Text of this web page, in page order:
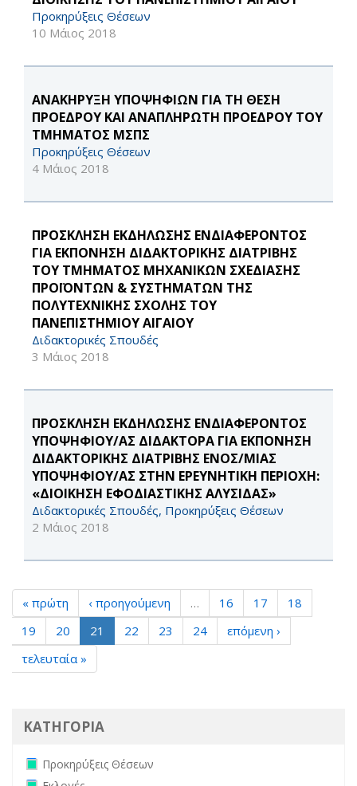
Προκηρύξεις Θέσεων
10 Μάιος 2018
ΑΝΑΚΗΡΥΞΗ ΥΠΟΨΗΦΙΩΝ ΓΙΑ ΤΗ ΘΕΣΗ
ΠΡΟΕΔΡΟΥ ΚΑΙ ΑΝΑΠΛΗΡΩΤΗ ΠΡΟΕΔΡΟΥ ΤΟΥ
ΤΜΗΜΑΤΟΣ ΜΣΠΣ
Προκηρύξεις Θέσεων
4 Μάιος 2018
ΠΡΟΣΚΛΗΣΗ ΕΚΔΗΛΩΣΗΣ ΕΝΔΙΑΦΕΡΟΝΤΟΣ
ΓΙΑ ΕΚΠΟΝΗΣΗ ΔΙΔΑΚΤΟΡΙΚΗΣ ΔΙΑΤΡΙΒΗΣ
ΤΟΥ ΤΜΗΜΑΤΟΣ ΜΗΧΑΝΙΚΩΝ ΣΧΕΔΙΑΣΗΣ
ΠΡΟΪΟΝΤΩΝ & ΣΥΣΤΗΜΑΤΩΝ ΤΗΣ
ΠΟΛΥΤΕΧΝΙΚΗΣ ΣΧΟΛΗΣ ΤΟΥ
ΠΑΝΕΠΙΣΤΗΜΙΟΥ ΑΙΓΑΙΟΥ
Διδακτορικές Σπουδές
3 Μάιος 2018
ΠΡΟΣΚΛΗΣΗ ΕΚΔΗΛΩΣΗΣ ΕΝΔΙΑΦΕΡΟΝΤΟΣ
ΥΠΟΨΗΦΙΟΥ/ΑΣ ΔΙΔΑΚΤΟΡΑ ΓΙΑ ΕΚΠΌΝΗΣΗ
ΔΙΔΑΚΤΟΡΙΚΉΣ ΔΙΑΤΡΙΒΉΣ ΕΝΌΣ/ΜΊΑΣ
ΥΠΟΨΗΦΊΟΥ/ΑΣ ΣΤΗΝ ΕΡΕΥΝΗΤΙΚΉ ΠΕΡΙΟΧΉ:
«ΔΙΟΊΚΗΣΗ ΕΦΟΔΙΑΣΤΙΚΉΣ ΑΛΥΣΊΔΑΣ»
Διδακτορικές Σπουδές, Προκηρύξεις Θέσεων
2 Μάιος 2018
« πρώτη ‹ προηγούμενη … 16 17
18
19
20 21 22 23 24
επόμενη ›
τελευταία »
ΚΑΤΗΓΟΡΙΑ
Remove Προκηρύξεις Θέσεων filter
Προκηρύξεις Θέσεων
Remove Εκλογές filter